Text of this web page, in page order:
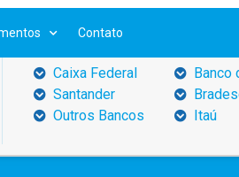
Contato
Convênios